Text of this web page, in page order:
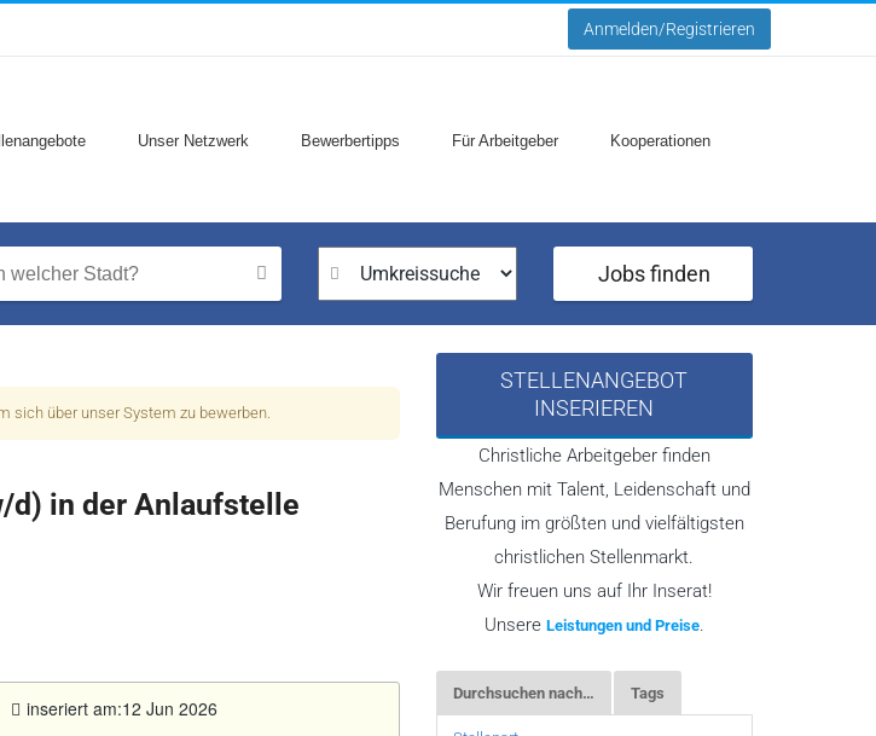
Anmelden/Registrieren
Unser Netzwerk Bewerbertipps Für Arbeitgeber Kooperationen
Jobs finden
sich über unser System zu bewerben.
in der Anlaufstelle
inseriert am:12 Jun 2026
STELLENANGEBOT
INSERIEREN
Christliche Arbeitgeber finden
Menschen mit Talent, Leidenschaft und
Berufung im größten und vielfältigsten
christlichen Stellenmarkt.
Wir freuen uns auf Ihr Inserat!
Unsere Leistungen und Preise.
Durchsuchen nach… Tags